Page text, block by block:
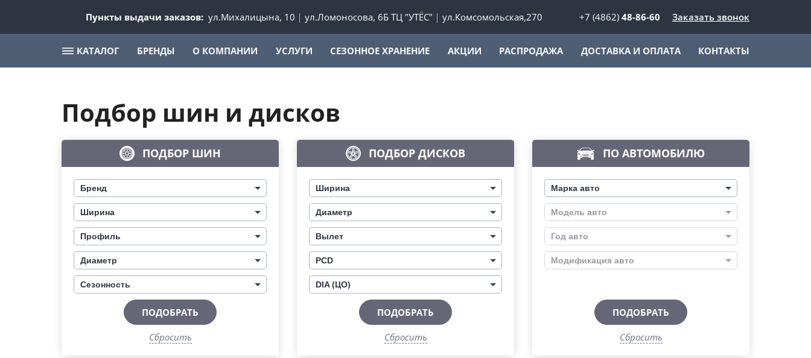
Пункты выдачи заказов: ул.Михалицына, 10 ул.Ломоносова, 6Б ТЦ "УТЁС" ул.Комсомольская,270 +7 (4862) 48-86-60 Заказать звонок
КАТАЛОГ БРЕНДЫ О КОМПАНИИ УСЛУГИ СЕЗОННОЕ ХРАНЕНИЕ АКЦИИ РАСПРОДАЖА ДОСТАВКА И ОПЛАТА КОНТАКТЫ
Подбор шин и дисков
ПОДБОР ШИН
Бренд
Ширина
Профиль
Диаметр
Сезонность
ПОДОБРАТЬ
Сбросить
ПОДБОР ДИСКОВ
Ширина
Диаметр
Вылет
PCD
DIA (ЦО)
ПОДОБРАТЬ
Сбросить
ПО АВТОМОБИЛЮ
Марка авто
Модель авто
Год авто
Модификация авто
ПОДОБРАТЬ
Сбросить